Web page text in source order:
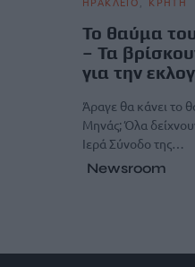
Το θαύμα
– Τα
για την
Άραγε θα κάνει το
Μηνάς; Όλα
Ιερά Σύνοδο της…
Newsroom